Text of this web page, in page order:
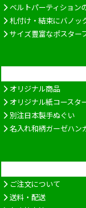
ベルトパーティション
札付け・結束にバノッ
サイズ豊富なポスター
オリジナル商品
オリジナル紙コースタ
別注日本製手ぬぐい
名入れ和柄ガーゼハン
ご注文について
送料・配送